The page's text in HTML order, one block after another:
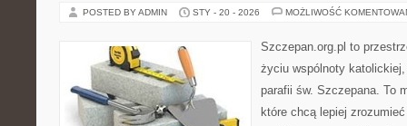
POSTED BY ADMIN STY - 20 - 2026 MOŻLIWOŚĆ
Szczepan.org.pl to
życiu wspólnoty
parafii św. Szczepana. To
które chcą lepiej